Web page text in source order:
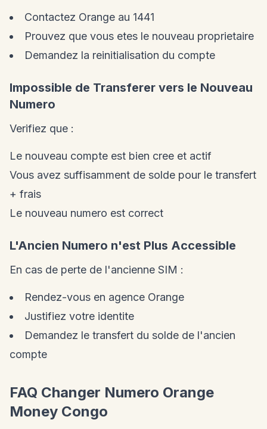
Contactez Orange au 1441
Prouvez que vous etes le nouveau proprietaire
Demandez la reinitialisation du compte
Impossible de Transferer vers le Nouveau
Numero
Verifiez que :
Le nouveau compte est bien cree et actif
Vous avez suffisamment de solde pour le transfert
+ frais
Le nouveau numero est correct
L'Ancien Numero n'est Plus Accessible
En cas de perte de l'ancienne SIM :
Rendez-vous en agence Orange
Justifiez votre identite
Demandez le transfert du solde de l'ancien
compte
FAQ Changer Numero Orange
Money Congo